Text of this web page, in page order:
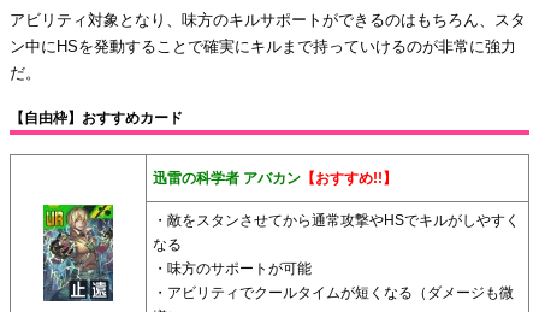
アビリティ対象となり、味方のキルサポートができるのはもちろん、スタ
ン中にHSを発動することで確実にキルまで持っていけるのが非常に強力
だ。
【自由枠】おすすめカード
迅雷の科学者 アバカン 【おすすめ!!】
・敵をスタンさせてから通常攻撃やHSでキルがしやすく
なる
・味方のサポートが可能
・アビリティでクールタイムが短くなる（ダメージも微